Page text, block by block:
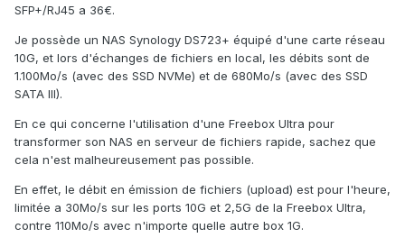
SFP+/RJ45 a 36€.
Je possède un NAS Synology DS723+ équipé d'une carte réseau
10G, et lors d'échanges de fichiers en local, les débits sont de
1.100Mo/s (avec des SSD NVMe) et de 680Mo/s (avec des SSD
SATA III).
En ce qui concerne l'utilisation d'une Freebox Ultra pour
transformer son NAS en serveur de fichiers rapide, sachez que
cela n'est malheureusement pas possible.
En effet, le débit en émission de fichiers (upload) est pour l'heure,
limitée a 30Mo/s sur les ports 10G et 2,5G de la Freebox Ultra,
contre 110Mo/s avec n'importe quelle autre box 1G.